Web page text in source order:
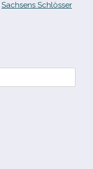
Sachsens Schlösser